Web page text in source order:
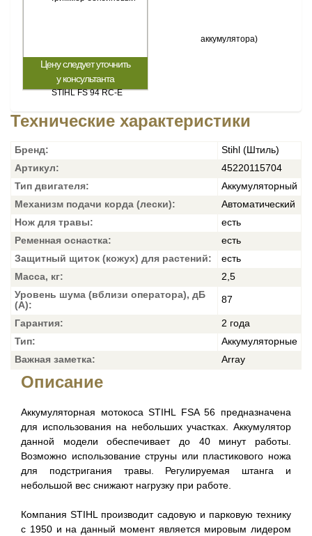
Цену следует уточнить
у консультанта
Технические характеристики
Бренд:
Stihl (Штиль)
Артикул:
45220115704
Тип двигателя:
Аккумуляторный
Механизм подачи корда (лески):
Автоматический
Нож для травы:
есть
Ременная оснастка:
есть
Защитный щиток (кожух) для растений:
есть
Масса, кг:
2,5
Уровень шума (вблизи оператора), дБ
(А):
87
Гарантия:
2 года
Тип:
Аккумуляторные
Важная заметка:
Array
Описание
Аккумуляторная мотокоса STIHL FSA 56 предназначена
для использования на небольших участках. Аккумулятор
данной модели обеспечивает до 40 минут работы.
Возможно использование струны или пластикового ножа
для подстригания травы. Регулируемая штанга и
небольшой вес снижают нагрузку при работе.
Компания STIHL производит садовую и парковую технику
с 1950 и на данный момент является мировым лидером